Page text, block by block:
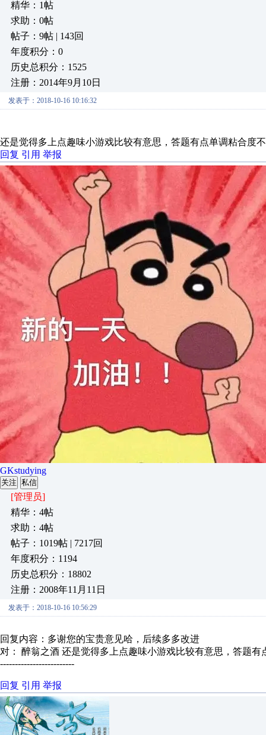
精华：1帖
求助：0帖
帖子：9帖 | 143回
年度积分：0
历史总积分：1525
注册：2014年9月10日
发表于：2018-10-16 10:16:32
还是觉得多上点趣味小游戏比较有意思，答题有点单调粘合度
回复 引用 举报
GKstudying
关注 私信
[管理员]
精华：4帖
求助：4帖
帖子：1019帖 | 7217回
年度积分：1194
历史总积分：18802
注册：2008年11月11日
发表于：2018-10-16 10:56:29
回复内容：多谢您的宝贵意见哈，后续多多改进
对： 醉翁之酒 还是觉得多上点趣味小游戏比较有意思，答题有
-------------------------
回复 引用 举报